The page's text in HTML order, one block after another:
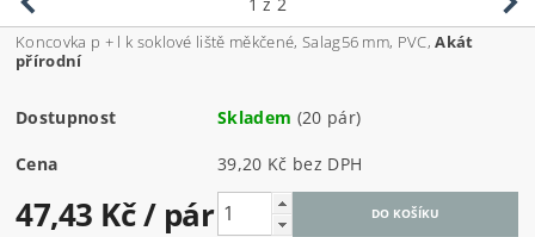
Koncovka p + l k soklové liště měkčené, Salag56 mm, PVC,Akát
přírodní
Dostupnost Skladem (20 pár)
Cena 39,20 Kč bez DPH
47,43 Kč/ pár